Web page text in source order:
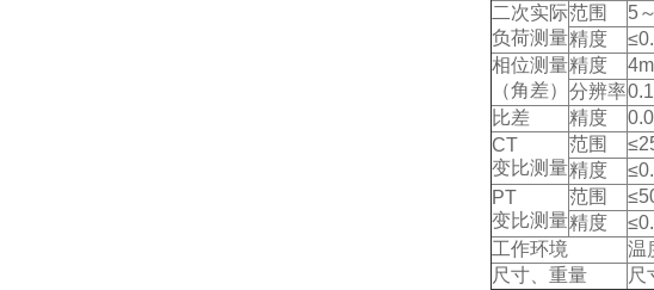
二次实际
负荷测量
范围
5
精度
相位测量
（角差）
精度
分辨率
比差
精度
CT
变比测量
范围
精度
PT
变比测量
范围
精度
工作环境
温
尺寸、重量
尺